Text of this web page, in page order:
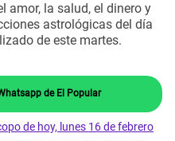
amor, la salud, el dinero y
astrológicas del día
de este martes.
de El Popular
de hoy, lunes 16 de febrero